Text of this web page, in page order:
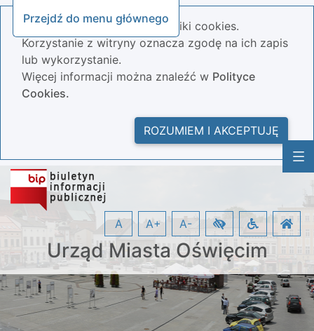
Przejdź do menu głównego
Nasza strona wykorzystuje pliki cookies.
Korzystanie z witryny oznacza zgodę na ich zapis
lub wykorzystanie.
Więcej informacji można znaleźć w Polityce
Cookies.
ROZUMIEM I AKCEPTUJĘ
Urząd Miasta Oświęcim
A A+ A-